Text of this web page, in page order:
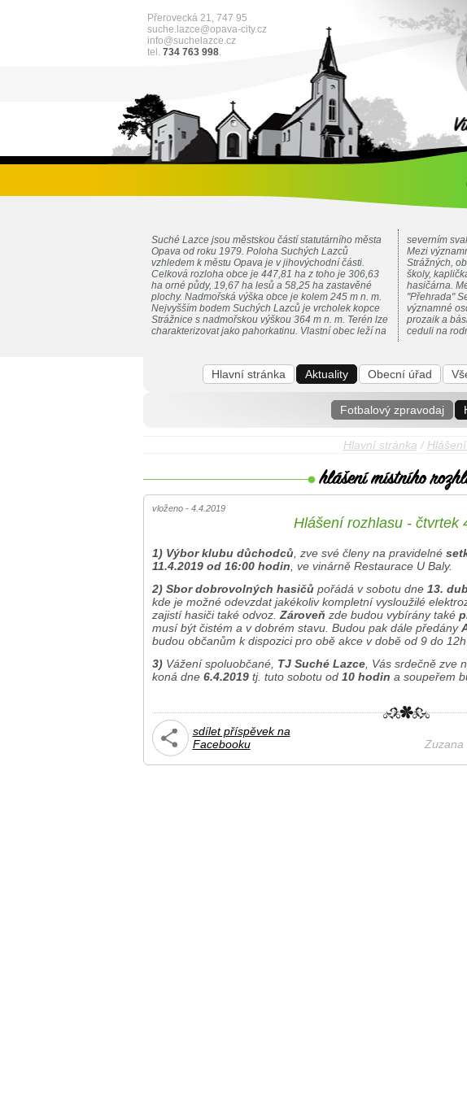
Přerovecká 21, 747 95
suche.lazce@opava-city.cz
info@suchelazce.cz
tel. 734 763 998.
Suché Lazce jsou městskou částí statutárního města
Opava od roku 1979. Poloha Suchých Lazců
vzhledem k městu Opava je v jihovýchodní části.
Celková rozloha obce je 447,81 ha z toho je 306,63
ha orné půdy, 19,67 ha lesů a 58,25 ha zastavěné
plochy. Nadmořská výška obce je kolem 245 m n. m.
Nejvyšším bodem Suchých Lazců je vrcholek kopce
Strážnice s nadmořskou výškou 364 m n. m. Terén lze
charakterizovat jako pahorkatinu. Vlastní obec leží na
severním
Mezi
Strážných,
školy,
hasičárna.
"Přehrada"
významné
prozaik a
ceduli na
Hlavní stránka Aktuality
Fotbalový zpravodaj
Obecní úřad
Hlavní stránka /
vloženo - 4.4.2019
Hlášení rozhlasu - čtvrtek
1) Výbor klubu důchodců, zve své členy na pravidelné
11.4.2019 od 16:00 hodin , ve vinárně Restaurace U Baly.
2) Sbor dobrovolných hasičůpořádá v sobotu dne 13.
kde je možné odevzdat jakékoliv kompletní vysloužilé
zajistí hasiči také odvoz. Zároveň zde budou vybírány také
musí být čistém a v dobrém stavu. Budou pak dále předány
budou občanům k dispozici pro obě akce v době od 9 do
3)Vážení spoluobčané, TJ Suché Lazce, Vás srdečně zve
koná dne 6.4.2019tj. tuto sobotu od 10 hodin a soupeřem
sdílet příspěvek na
Facebooku
Zuzana